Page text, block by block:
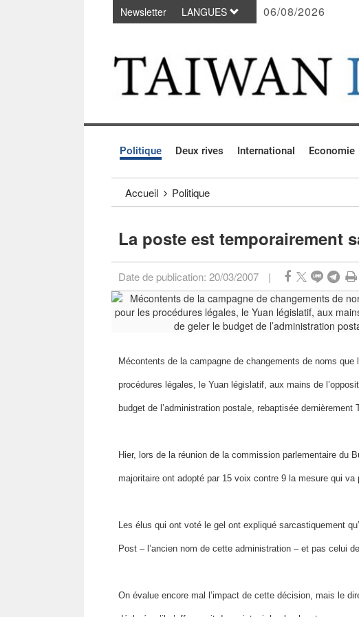
Passer au contenu principal
Newsletter LANGUES 06/08/2026
Politique Deux rives International Economie
Accueil Politique
La poste est temporairement
Date de publication: 20/03/2007 |
Mécontents de la campagne de changements de noms
procédures légales, le Yuan législatif, aux mains de
budget de l’administration postale, rebaptisée dernièrement
Hier, lors de la réunion de la commission parlementaire du
majoritaire ont adopté par 15 voix contre 9 la mesure qui
Les élus qui ont voté le gel ont expliqué sarcastiquement
Post – l’ancien nom de cette administration – et pas celui
On évalue encore mal l’impact de cette décision, mais le